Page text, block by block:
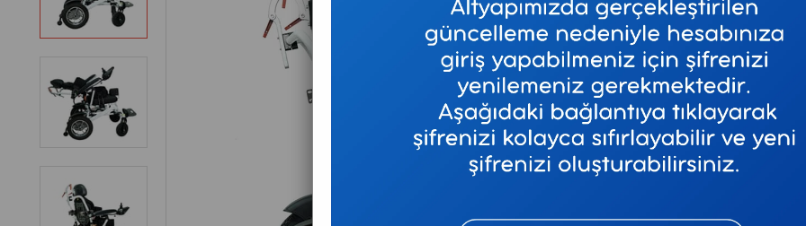
Marka : SCUBA
₺89.808,63
₺11.901,64 `den